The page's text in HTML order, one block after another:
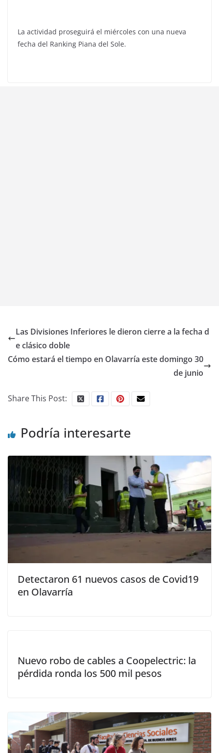
La actividad proseguirá el miércoles con una nueva
fecha del Ranking Piana del Sole.
Las Divisiones Inferiores le dieron cierre a la fecha d
e clásico doble
Cómo estará el tiempo en Olavarría este domingo 30
de junio
Share This Post:
Podría interesarte
Detectaron 61 nuevos casos de Covid19
en Olavarría
Nuevo robo de cables a Coopelectric: la
pérdida ronda los 500 mil pesos